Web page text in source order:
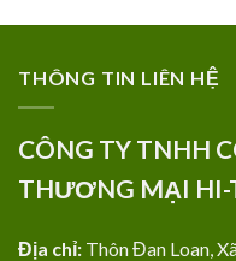
THÔNG TIN LIÊN HỆ
CÔNG TY TNHH
THƯƠNG MẠI
Địa chỉ: Thôn Đan Loan,